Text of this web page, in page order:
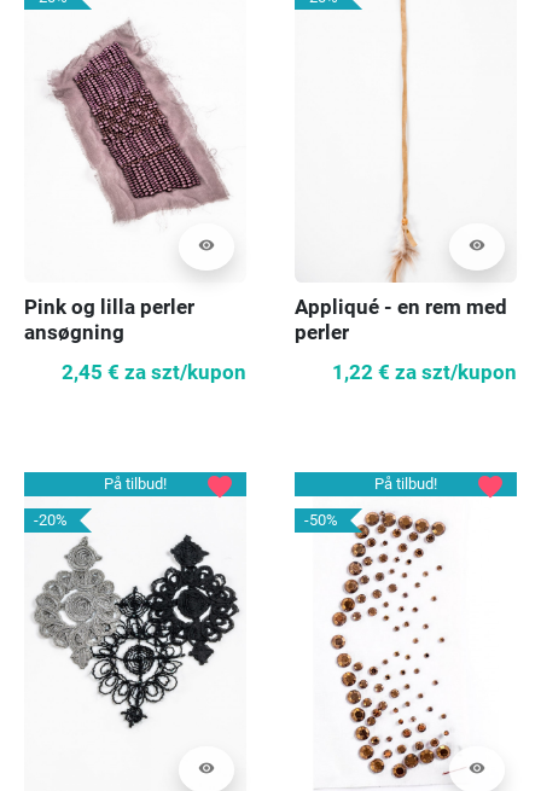
visibility
Pink og lilla perler
ansøgning
2,45 € za szt/kupon
visibility
Appliqué - en rem med
perler
1,22 € za szt/kupon
På tilbud!
-20%
visibility
favorite
På tilbud!
-50%
visibility
favorite